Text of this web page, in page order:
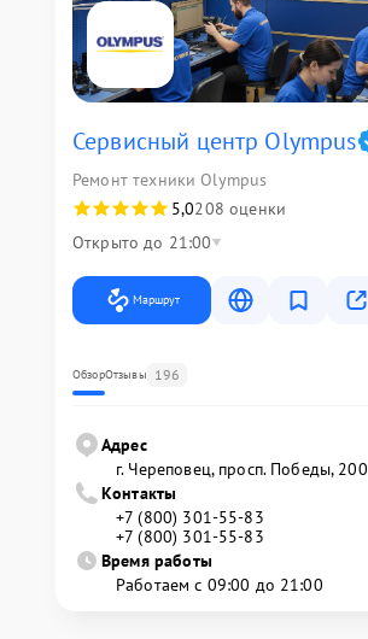
Сервисный центр Olympus
Ремонт техники Olympus
5,0208 оценки
Открыто до 21:00
Маршрут
ОбзорОтзывы 196
Адрес
г. Череповец, просп. Победы, 200
Контакты
+7 (800) 301-55-83
+7 (800) 301-55-83
Время работы
Работаем с 09:00 до 21:00